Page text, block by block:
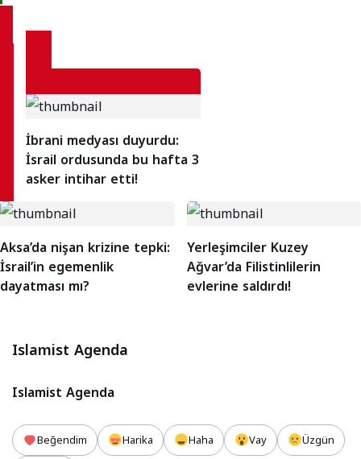
İbrani medyası duyurdu:
İsrail ordusunda bu hafta 3
asker intihar etti!
Aksa’da nişan krizine tepki:
İsrail’in egemenlik
dayatması mı?
Yerleşimciler Kuzey
Ağvar’da Filistinlilerin
evlerine saldırdı!
Islamist Agenda
Islamist Agenda
Beğendim Harika Haha Vay
Üzgün